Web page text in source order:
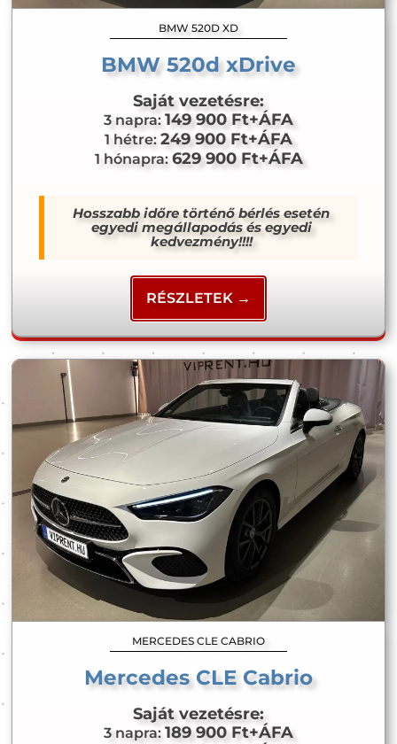
BMW 520D XD
BMW 520d xDrive
Saját vezetésre:
3 napra: 149 900 Ft+ÁFA
1 hétre: 249 900 Ft+ÁFA
1 hónapra: 629 900 Ft+ÁFA
Hosszabb időre történő bérlés esetén
egyedi megállapodás és egyedi
kedvezmény!!!!
RÉSZLETEK →
MERCEDES CLE CABRIO
Mercedes CLE Cabrio
Saját vezetésre:
3 napra: 189 900 Ft+ÁFA